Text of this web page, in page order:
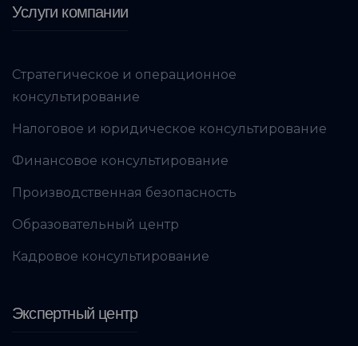
Услуги компании
Стратегическое и операционное
консультирование
Налоговое и юридическое консультирование
Финансовое консультирование
Производственная безопасность
Образовательный центр
Кадровое консультирование
Экспертный центр